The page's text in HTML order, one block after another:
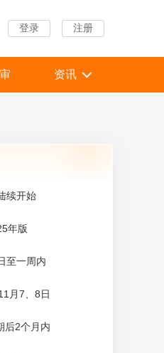
登录 注册
资讯
续开始
年版
至一周内
月7、8日
后2个月内